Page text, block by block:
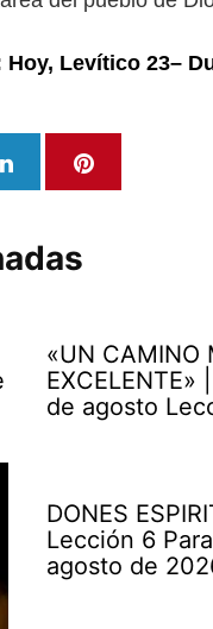
Levítico 23–
«UN CAMINO
EXCELENTE»
de agosto
DONES
Lección 6
agosto de